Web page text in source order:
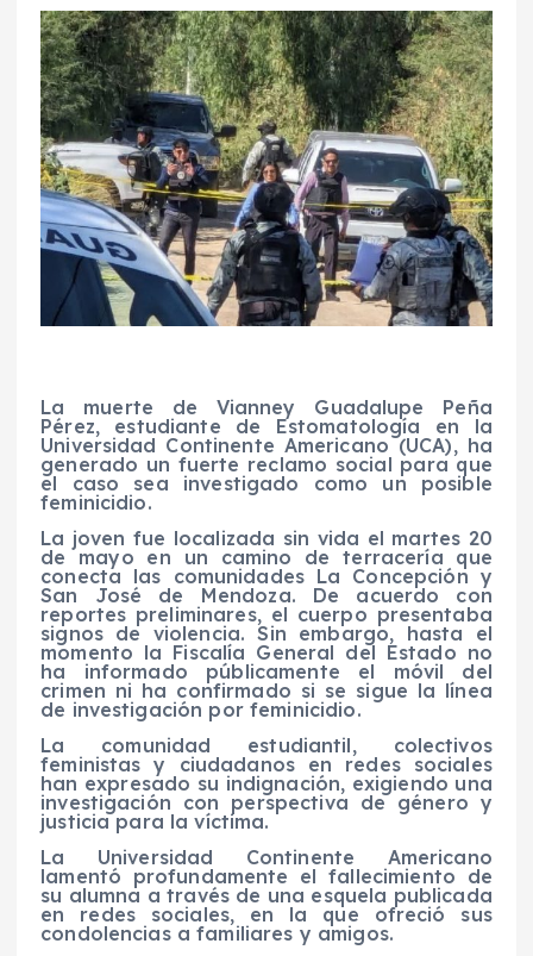
La muerte de Vianney Guadalupe Peña
Pérez, estudiante de Estomatología en la
Universidad Continente Americano (UCA), ha
generado un fuerte reclamo social para que
el caso sea investigado como un posible
feminicidio.
La joven fue localizada sin vida el martes 20
de mayo en un camino de terracería que
conecta las comunidades La Concepción y
San José de Mendoza. De acuerdo con
reportes preliminares, el cuerpo presentaba
signos de violencia. Sin embargo, hasta el
momento la Fiscalía General del Estado no
ha informado públicamente el móvil del
crimen ni ha confirmado si se sigue la línea
de investigación por feminicidio.
La comunidad estudiantil, colectivos
feministas y ciudadanos en redes sociales
han expresado su indignación, exigiendo una
investigación con perspectiva de género y
justicia para la víctima.
La Universidad Continente Americano
lamentó profundamente el fallecimiento de
su alumna a través de una esquela publicada
en redes sociales, en la que ofreció sus
condolencias a familiares y amigos.